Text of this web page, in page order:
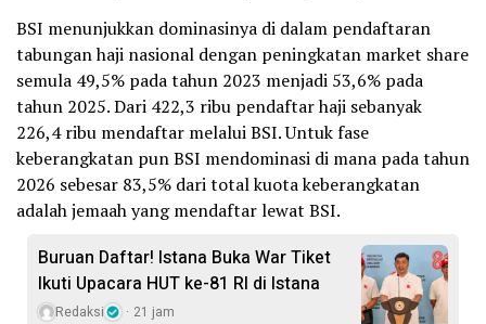
BSI menunjukkan dominasinya di dalam pendaftaran
tabungan haji nasional dengan peningkatan market share
semula 49,5% pada tahun 2023 menjadi 53,6% pada
tahun 2025. Dari 422,3 ribu pendaftar haji sebanyak
226,4 ribu mendaftar melalui BSI. Untuk fase
keberangkatan pun BSI mendominasi di mana pada tahun
2026 sebesar 83,5% dari total kuota keberangkatan
adalah jemaah yang mendaftar lewat BSI.
Buruan Daftar! Istana Buka War Tiket
Ikuti Upacara HUT ke-81 RI di Istana
Redaksi 21 jam